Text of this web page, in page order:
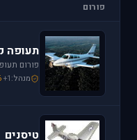
פורום
תעופה
מנהל:+1
טיסנים